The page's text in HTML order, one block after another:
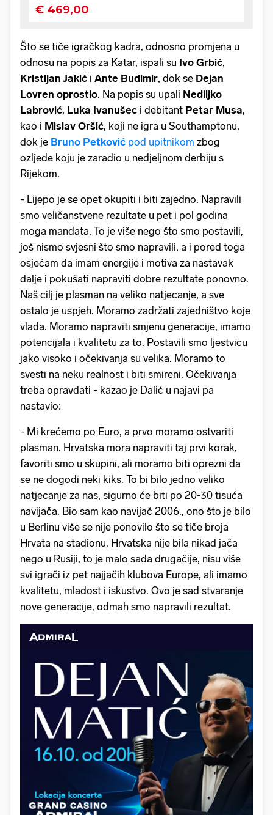
Što se tiče igračkog kadra, odnosno promjena u
odnosu na popis za Katar, ispali su Ivo Grbić,
Kristijan Jakić i Ante Budimir, dok se Dejan
Lovren oprostio. Na popis su upali Nediljko
Labrović, Luka Ivanušec i debitant Petar Musa,
kao i Mislav Oršić, koji ne igra u Southamptonu,
dok je Bruno Petković pod upitnikom zbog
ozljede koju je zaradio u nedjeljnom derbiju s
Rijekom.
- Lijepo je se opet okupiti i biti zajedno. Napravili
smo veličanstvene rezultate u pet i pol godina
moga mandata. To je više nego što smo postavili,
još nismo svjesni što smo napravili, a i pored toga
osjećam da imam energije i motiva za nastavak
dalje i pokušati napraviti dobre rezultate ponovno.
Naš cilj je plasman na veliko natjecanje, a sve
ostalo je uspjeh. Moramo zadržati zajedništvo koje
vlada. Moramo napraviti smjenu generacije, imamo
potencijala i kvalitetu za to. Postavili smo ljestvicu
jako visoko i očekivanja su velika. Moramo to
svesti na neku realnost i biti smireni. Očekivanja
treba opravdati - kazao je Dalić u najavi pa
nastavio:
- Mi krećemo po Euro, a prvo moramo ostvariti
plasman. Hrvatska mora napraviti taj prvi korak,
favoriti smo u skupini, ali moramo biti oprezni da
se ne dogodi neki kiks. To bi bilo jedno veliko
natjecanje za nas, sigurno će biti po 20-30 tisuća
navijača. Bio sam kao navijač 2006., ono što je bilo
u Berlinu više se nije ponovilo što se tiče broja
Hrvata na stadionu. Hrvatska nije bila nikad jača
nego u Rusiji, to je malo sada drugačije, nisu više
svi igrači iz pet najjačih klubova Europe, ali imamo
kvalitetu, mladost i iskustvo. Ovo je sad stvaranje
nove generacije, odmah smo napravili rezultat.